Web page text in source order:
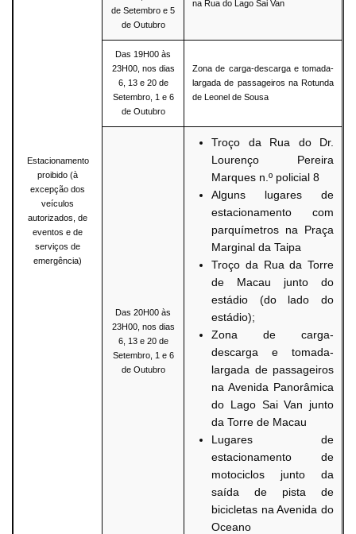
Estacionamento
proibido (à
excepção dos
veículos
autorizados, de
eventos e de
serviços de
emergência)
de Setembro e 5
de Outubro
na Rua do Lago Sai Van
Das 19H00 às
23H00, nos dias
6, 13 e 20 de
Setembro, 1 e 6
de Outubro
Zona de carga-descarga e tomada-
largada de passageiros na Rotunda
de Leonel de Sousa
Das 20H00 às
23H00, nos dias
6, 13 e 20 de
Setembro, 1 e 6
de Outubro
Troço da Rua do Dr.
Lourenço Pereira
Marques n.º policial 8
Alguns lugares de
estacionamento com
parquímetros na Praça
Marginal da Taipa
Troço da Rua da Torre
de Macau junto do
estádio (do lado do
estádio);
Zona de carga-
descarga e tomada-
largada de passageiros
na Avenida Panorâmica
do Lago Sai Van junto
da Torre de Macau
Lugares de
estacionamento de
motociclos junto da
saída de pista de
bicicletas na Avenida do
Oceano